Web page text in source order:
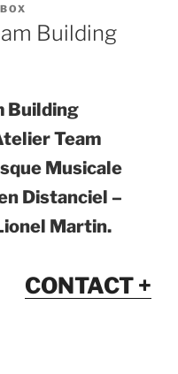
Building
Building
Team
Musicale
Distanciel –
Martin.
CONTACT +